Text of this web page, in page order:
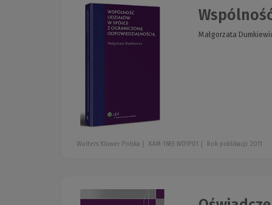
Małgorzata
Wolters Kluwer Polska KAM-1685 W01P01 Rok publikacji: 2011